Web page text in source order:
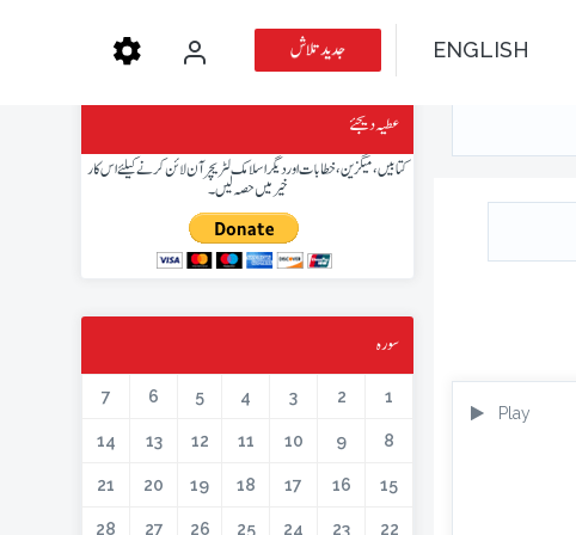
ENGLISH جدید تلاش
Play
عطیہ دیجئے
کتابیں، میگزین، خطابات اور دیگر اسلامک لٹریچر آن لائن کرنے کیلئے اس کار
خیر میں حصہ لیں۔
سورہ
1
2
3
4
5
6
7
8
9
10
11
12
13
14
15
16
17
18
19
20
21
22
23
24
25
26
27
28